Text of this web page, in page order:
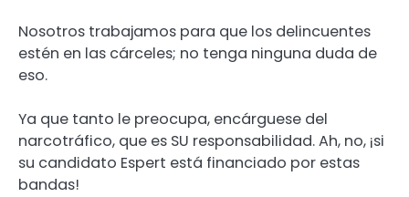
Nosotros trabajamos para que los delincuentes
estén en las cárceles; no tenga ninguna duda de
eso.
Ya que tanto le preocupa, encárguese del
narcotráfico, que es SU responsabilidad. Ah, no, ¡si
su candidato Espert está financiado por estas
bandas!